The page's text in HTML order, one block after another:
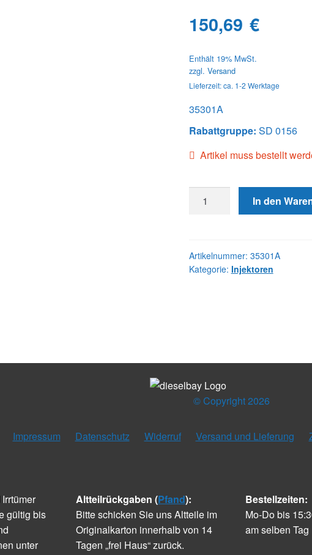
150,69 €
Enthält 19% MwSt.
zzgl. Versand
Lieferzeit: ca. 1-2 Werktage
35301A
Rabattgruppe: SD 0156
Artikel muss bestellt
INJECTOR
In den
Artikelnummer: 35301A
Kategorie: Injektoren
© Copyright 2026
Impressum Datenschutz Widerruf Versand und Lieferung
gültig bis
unter
Altteilrückgaben (Pfand):
Bitte schicken Sie uns Altteile im
Originalkarton innerhalb von 14
Tagen „frei Haus“ zurück.
Bestellzeiten:
Mo-Do bis
am selben Tag